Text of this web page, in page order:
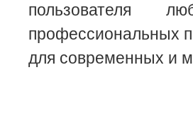
пользователя
профессиональных
для современных и